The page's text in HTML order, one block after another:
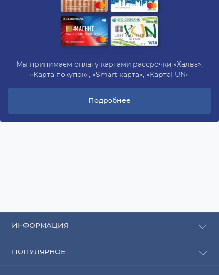
Мы принимаем оплату картами рассрочки «Халва»,
«Карта покупок», «Smart карта», «КартаFUN»
Подробнее
ИНФОРМАЦИЯ
Оплата
ПОПУЛЯРНОЕ